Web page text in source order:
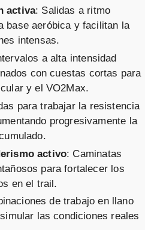
activa: Salidas a ritmo
base aeróbica y facilitan la
intensas.
a alta intensidad
con cuestas cortas para
y el VO2Max.
para trabajar la resistencia
progresivamente la
activo: Caminatas
para fortalecer los
en el trail.
de trabajo en llano
las condiciones reales